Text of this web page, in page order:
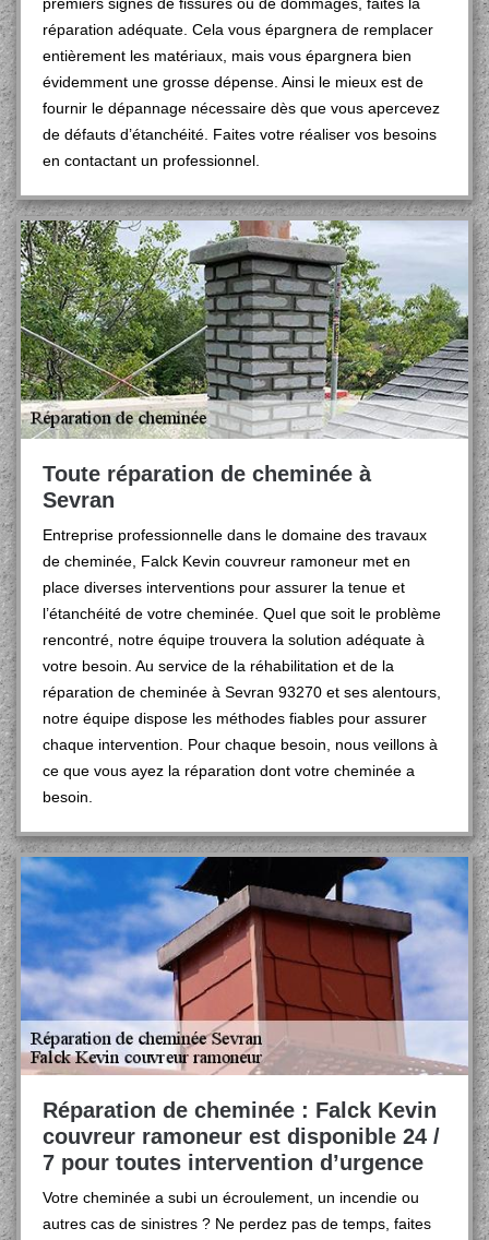
réparation adéquate. Cela vous épargnera de remplacer
entièrement les matériaux, mais vous épargnera bien
évidemment une grosse dépense. Ainsi le mieux est de
fournir le dépannage nécessaire dès que vous apercevez
de défauts d’étanchéité. Faites votre réaliser vos besoins
en contactant un professionnel.
Toute réparation de cheminée à
Sevran
Entreprise professionnelle dans le domaine des travaux
de cheminée, Falck Kevin couvreur ramoneur met en
place diverses interventions pour assurer la tenue et
l’étanchéité de votre cheminée. Quel que soit le problème
rencontré, notre équipe trouvera la solution adéquate à
votre besoin. Au service de la réhabilitation et de la
réparation de cheminée à Sevran 93270 et ses alentours,
notre équipe dispose les méthodes fiables pour assurer
chaque intervention. Pour chaque besoin, nous veillons à
ce que vous ayez la réparation dont votre cheminée a
besoin.
Réparation de cheminée : Falck Kevin
couvreur ramoneur est disponible 24 /
7 pour toutes intervention d’urgence
Votre cheminée a subi un écroulement, un incendie ou
autres cas de sinistres ? Ne perdez pas de temps, faites